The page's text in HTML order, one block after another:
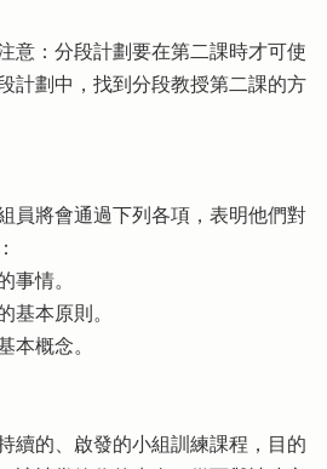
意：分段計劃要在第二課時才可使
計劃中，找到分段教授第二課的方
將會通過下列各項，表明他們對
事情。
基本原則。
本概念。
續的、啟發的小組訓練課程，目的